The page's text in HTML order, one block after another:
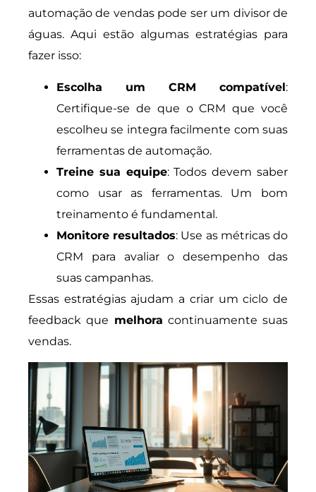
automação de vendas pode ser um divisor de
águas. Aqui estão algumas estratégias para
fazer isso:
Escolha um CRM compatível:
Certifique-se de que o CRM que você
escolheu se integra facilmente com suas
ferramentas de automação.
Treine sua equipe: Todos devem saber
como usar as ferramentas. Um bom
treinamento é fundamental.
Monitore resultados: Use as métricas do
CRM para avaliar o desempenho das
suas campanhas.
Essas estratégias ajudam a criar um ciclo de
feedback que melhora continuamente suas
vendas.